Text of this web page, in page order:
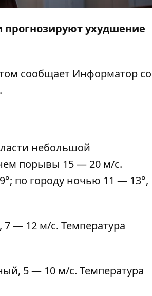
ухудшение
сообщает Информатор со
небольшой
​​порывы 15 — 20 м/с.
по городу ночью 11 — 13°,
— 12 м/с. Температура
5 — 10 м/с. Температура